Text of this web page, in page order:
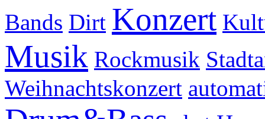
Bands Dirt Konzert
Musik Rockmusik
Weihnachtskonzert